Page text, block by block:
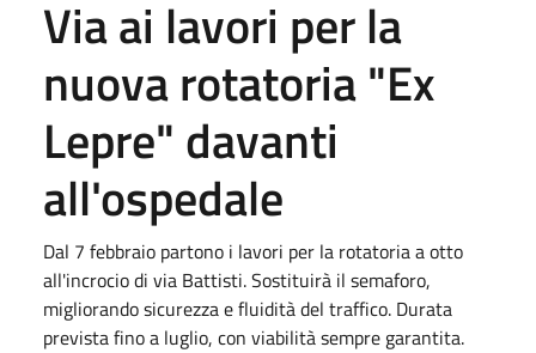
Via ai lavori per la
nuova rotatoria "Ex
Lepre" davanti
all'ospedale
Dal 7 febbraio partono i lavori per la rotatoria a otto
all'incrocio di via Battisti. Sostituirà il semaforo,
migliorando sicurezza e fluidità del traffico. Durata
prevista fino a luglio, con viabilità sempre garantita.